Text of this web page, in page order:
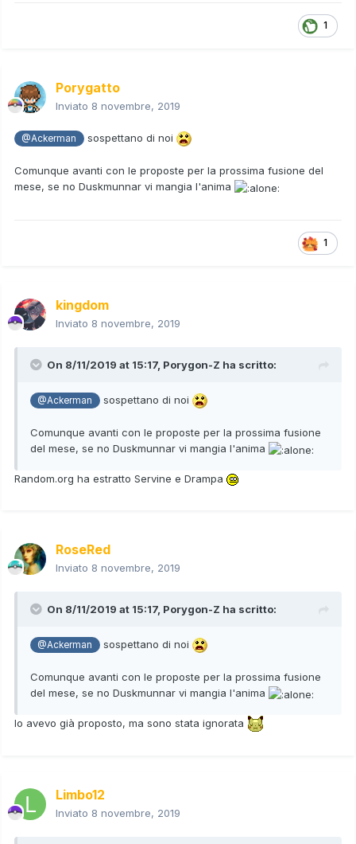
1
Porygatto
Inviato 8 novembre, 2019
@Ackerman sospettano di noi
Comunque avanti con le proposte per la prossima fusione del
mese, se no Duskmunnar vi mangia l'anima
1
kingdom
Inviato 8 novembre, 2019
On 8/11/2019 at 15:17, Porygon-Z ha scritto:
@Ackerman sospettano di noi
Comunque avanti con le proposte per la prossima fusione
del mese, se no Duskmunnar vi mangia l'anima
Random.org ha estratto Servine e Drampa
RoseRed
Inviato 8 novembre, 2019
On 8/11/2019 at 15:17, Porygon-Z ha scritto:
@Ackerman sospettano di noi
Comunque avanti con le proposte per la prossima fusione
del mese, se no Duskmunnar vi mangia l'anima
Io avevo già proposto, ma sono stata ignorata
Limbo12
Inviato 8 novembre, 2019